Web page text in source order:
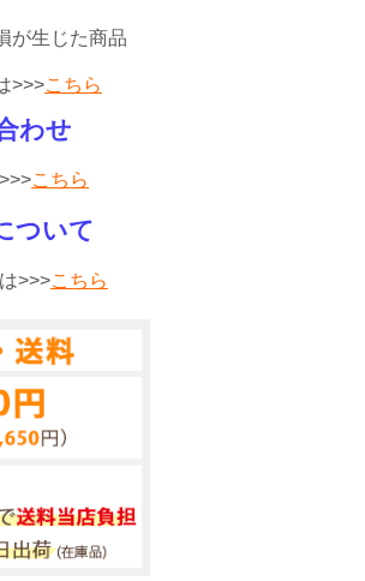
が生じた商品
>>>こちら
わせ
こちら
ついて
>>>こちら